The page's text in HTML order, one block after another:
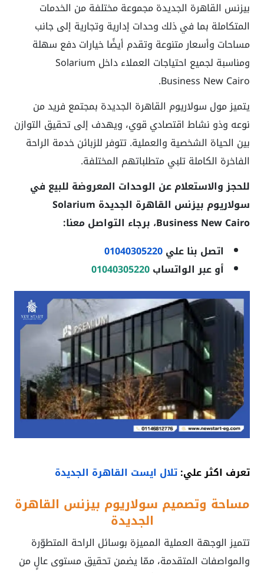
بيزنس القاهرة الجديدة مجموعة مختلفة من الخدمات
المتكاملة بما في ذلك وحدات إدارية وتجارية إلى جانب
مساحات وأسعار متنوعة وتقدم أيضًا خيارات دفع سهلة
ومناسبة لجميع احتياجات العملاء داخل Solarium
Business New Cairo.
يتميز مول سولاريوم القاهرة الجديدة بمجتمع فريد من
نوعه وذو نشاط اقتصادي قوي، ويهدف إلى تحقيق التوازن
بين الحياة الشخصية والعملية. تتوفر للزبائن خدمة الراحة
الفاخرة الكاملة تلبي متطلباتهم المختلفة.
للحجز والاستعلام عن الوحدات المعروضة للبيع في
سولاريوم بيزنس القاهرة الجديدة Solarium
Business New Cairo، برجاء التواصل معنا:
اتصل بنا علي01040305220
أو عبر الواتساب01040305220
تعرف اكثر علي:تلال ايست القاهرة الجديدة
مساحة وتصميم سولاريوم بيزنس القاهرة
الجديدة
تتميز الوجهة العملية المميزة بوسائل الراحة المتطوّرة
والمواصفات المتقدمة، ممّا يضمن تحقيق مستوى عالٍ من